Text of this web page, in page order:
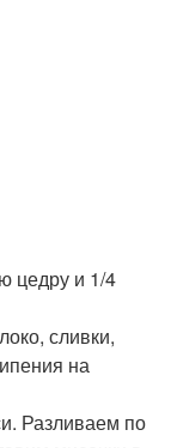
цедру и 1/4
сливки,
на
Разливаем по